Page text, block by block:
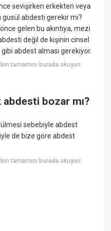
sevişirken erkekten veya
gusül abdesti gerekir mi?
gelen bu akıntıya, mezi
değil de kişinin cinsel
gibi abdest alması gerekiyor.
tamamını burada okuyun:
bozar mı?
sebebiyle abdest
de bize göre abdest
tamamını burada okuyun: